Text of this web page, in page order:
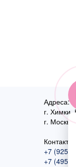
Адреса:
г.
г. Москва
+7 (925)
+7 (495)